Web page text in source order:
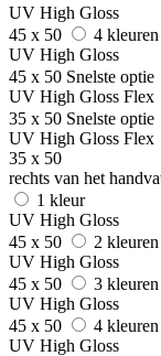
UV High Gloss
45 x 50
4 kleuren
UV High Gloss
45 x 50 Snelste optie
UV High Gloss Flex
35 x 50 Snelste optie
UV High Gloss Flex
35 x 50
rechts van het
1 kleur
UV High Gloss
45 x 50
2 kleuren
UV High Gloss
45 x 50
3 kleuren
UV High Gloss
45 x 50
4 kleuren
UV High Gloss